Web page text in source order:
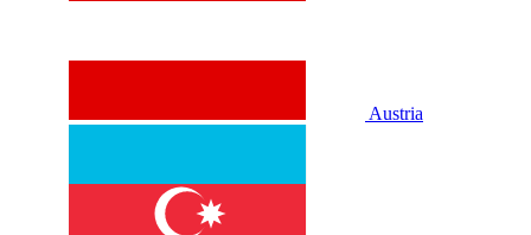
Austria